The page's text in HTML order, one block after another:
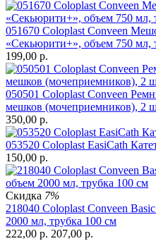
051670 Coloplast Conveen
«Секьюрити+», объем 750 мл,
199,00 р.
050501 Coloplast Conveen
мешков (мочеприемников), 2
350,00 р.
053520 Coloplast EasiCath
150,00 р.
Скидка 7%
218040 Coloplast Conveen
2000 мл, трубка 100 см
222,00 р. 207,00 р.